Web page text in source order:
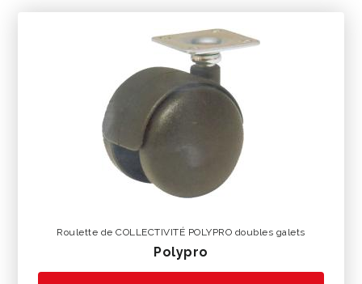
Roulette de COLLECTIVITÉ POLYPRO doubles galets
polypro